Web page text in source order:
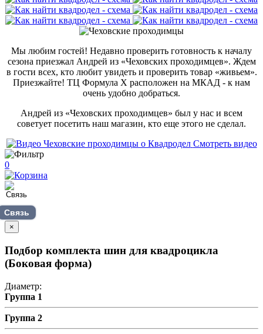
Мы любим гостей! Недавно проверить готовность к началу
сезона приезжал Андрей из «Чеховских проходимцев». Ждем
в гости всех, кто любит увидеть и проверить товар «живьем».
Приезжайте! ТЦ Формула Х расположен на МКАД - к нам
очень удобно добраться.
Андрей из «Чеховских проходимцев» был у нас и всем
советует посетить наш магазин, кто еще этого не сделал.
Смотреть видео
0
Связь
×
Подбор комплекта шин для квадроцикла
(Боковая форма)
Диаметр:
Группа 1
Группа 2